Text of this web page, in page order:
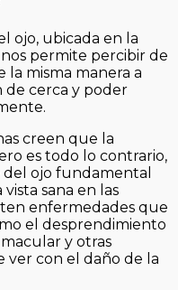
ojo, ubicada en la
permite percibir de
la misma manera a
de cerca y poder
creen que la
es todo lo contrario,
ojo fundamental
sana en las
enfermedades que
el desprendimiento
y otras
con el daño de la